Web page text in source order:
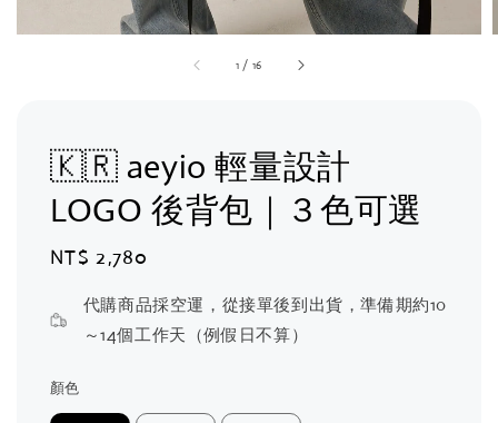
1 / 16
🇰🇷 aeyio 輕量設計
LOGO 後背包｜３色可選
Regular
NT$ 2,780
代購商品採空運，從接單後到出貨，準備期約10
～14個工作天（例假日不算）
顏色